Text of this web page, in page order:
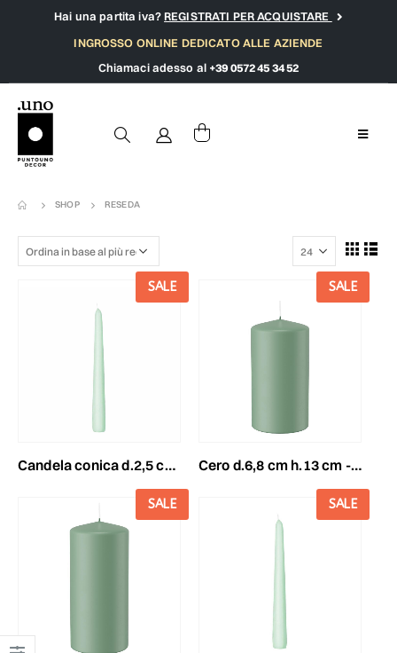
Hai una partita iva?REGISTRATI PER ACQUISTARE
INGROSSO ONLINE DEDICATO ALLE AZIENDE
Chiamaci adesso al +39 0572 45 34 52
SHOP RESEDA
SALE
candela conica d.2,5 cmh.25 cm -250/25- conf. pz.12 reseda
SALE
cero d.6,8 cm h.13 cm -130/68- conf.pz.12 reseda
SALE SALE